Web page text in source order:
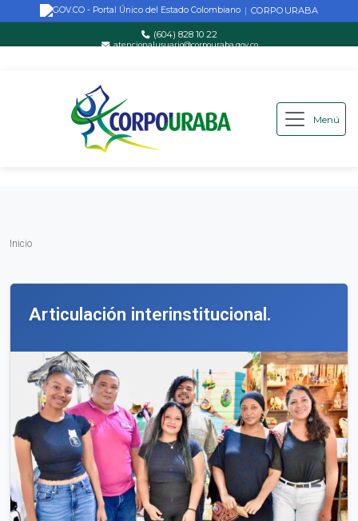
Saltar al contenido principal
| CORPOURABA
(604) 828 10 22
atencionalusuario@corpouraba.gov.co
Menú
Inicio
Articulación interinstitucional.